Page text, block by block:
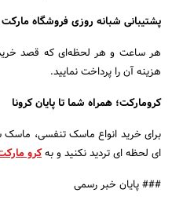
پشتیبانی شبانه روزی فروشگاه
هر ساعت و هر لحظه‌ای که قصد خرید
هزینه آن را پرداخت نمایید.
کرومارکت؛ همراه شما تا پایان کرونا
برای خرید انواع ماسک تنفسی، ماسک
ای لحظه ای تردید نکنید و بهکرو
### پایان خبر رسمی